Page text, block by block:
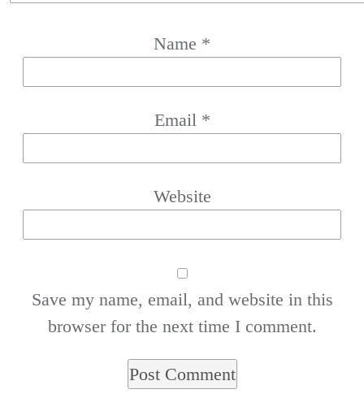
Name *
Email *
Website
Save my name, email, and website in this
browser for the next time I comment.